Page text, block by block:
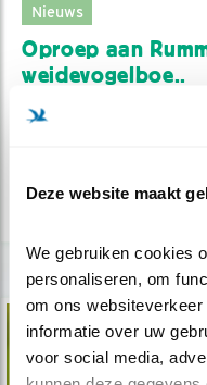
Deze website maakt
We gebruiken cookies
personaliseren, om
om ons
informatie over uw
voor social media,
Nieuws
Oproep aan
weidevogelboe..
13.05.25
Op